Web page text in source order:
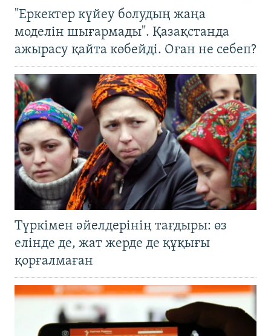
"Еркектер күйеу болудың жаңа
моделін шығармады". Қазақстанда
ажырасу қайта көбейді. Оған не себеп?
Түркімен әйелдерінің тағдыры: өз
елінде де, жат жерде де құқығы
қорғалмаған